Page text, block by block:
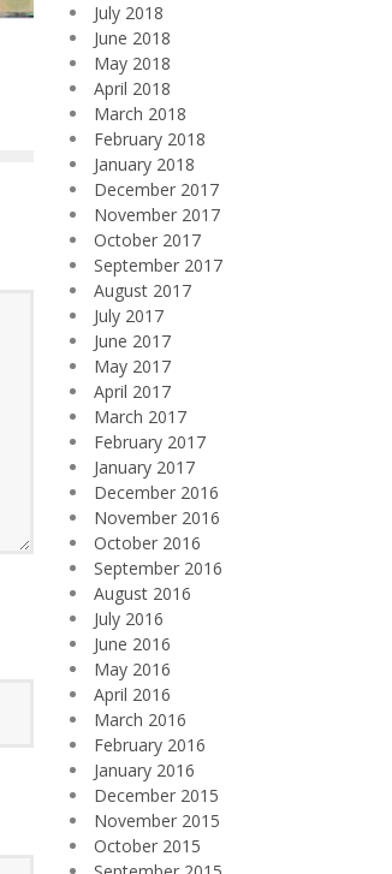
July 2018
June 2018
May 2018
April 2018
March 2018
February 2018
January 2018
December 2017
November 2017
October 2017
September 2017
August 2017
July 2017
June 2017
May 2017
April 2017
March 2017
February 2017
January 2017
December 2016
November 2016
October 2016
September 2016
August 2016
July 2016
June 2016
May 2016
April 2016
March 2016
February 2016
January 2016
December 2015
November 2015
October 2015